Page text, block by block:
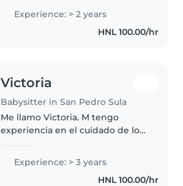
su imaginación, apoyarlos
emocionalmente, soy una
persona honesta, responsable,
Experience: > 2 years
HNL 100.00/hr
Victoria
Babysitter in San Pedro Sula
Me llamo Victoria. M tengo
experiencia en el cuidado de los
seguridad y diversión con
actividades creativas.
Experience: > 3 years
HNL 100.00/hr